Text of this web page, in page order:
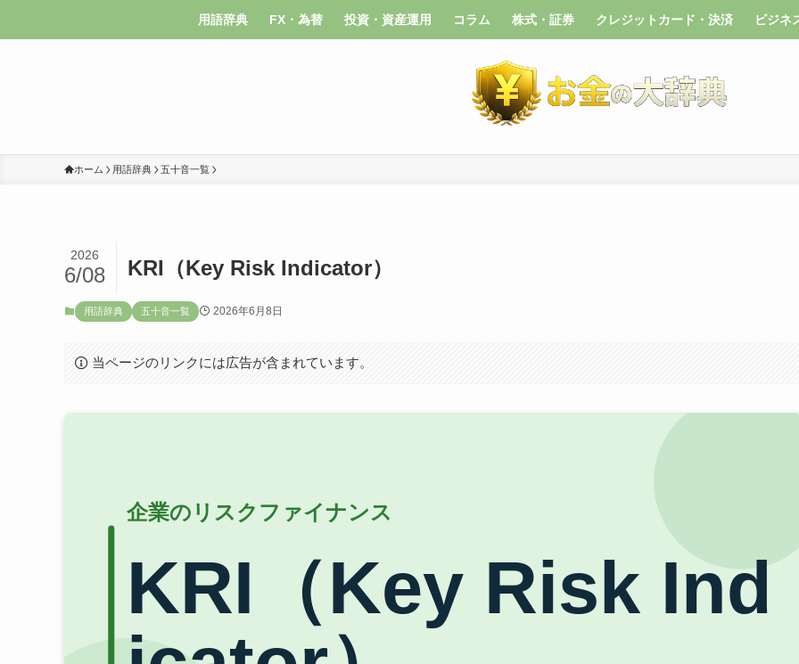
用語辞典 FX・為替 投資・資産運用 コラム 株式・証券 クレジットカード・決済 ビジネ
ホーム 用語辞典 五十音一覧
KRI（Key Risk Indicator）
2026
6/08
用語辞典 五十音一覧 2026年6月8日
当ページのリンクには広告が含まれています。